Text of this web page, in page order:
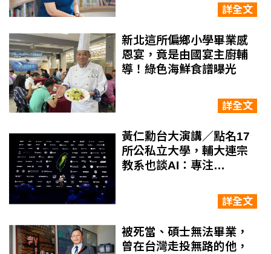
詳全文
新北這所偏鄉小學畢業感
恩宴，竟是由國宴主廚輔
導！綠色海鮮食譜曝光
詳全文
黃仁勳台大演講／點名17
所公私立大學，輔大連宗
教系也談AI：專注
詳全文
被死當、碩士無法畢業，
曾在台灣走投無路的他，